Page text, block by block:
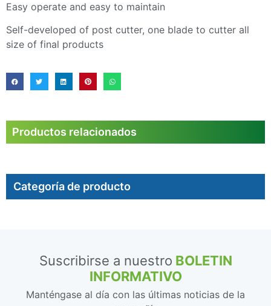
Categoría de producto
Easy operate and easy to maintain
Self-developed of post cutter, one blade to cutter all
size of final products
Productos relacionados
Suscribirse a nuestro BOLETIN
INFORMATIVO
Manténgase al día con las últimas noticias de la